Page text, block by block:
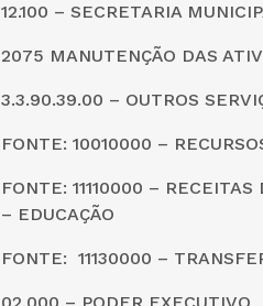
12.100 – SECRETARIA
2075 MANUTENÇÃO DAS
3.3.90.39.00 – OUTROS
FONTE: 10010000 –
FONTE: 11110000 –
– EDUCAÇÃO
FONTE: 11130000 –